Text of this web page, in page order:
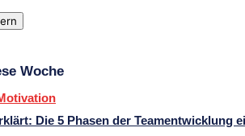
Woche
Die 5 Phasen der Teamentwicklung